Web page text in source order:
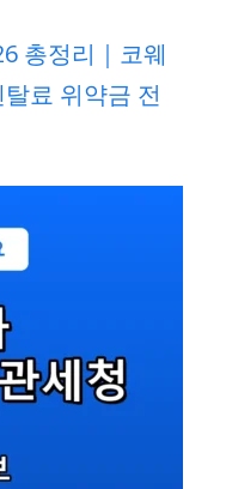
총정리｜코웨
료 위약금 전